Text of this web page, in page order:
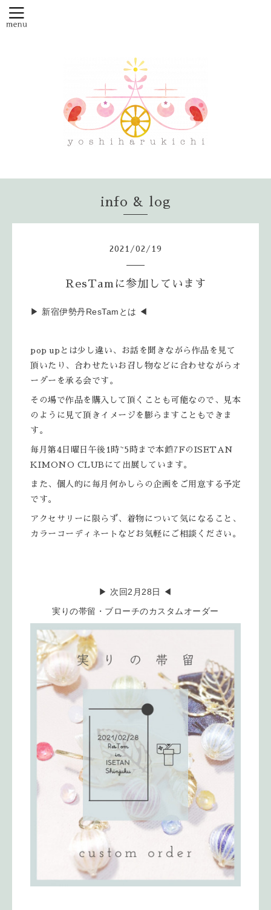
info & log
2021 /02 / 19
ResTamに参加しています
▶︎ 新宿伊勢丹ResTamとは ◀︎
pop upとは少し違い、お話を聞きながら作品を見て
頂いたり、合わせたいお召し物などに合わせながらオ
ーダーを承る会です。
その場で作品を購入して頂くことも可能なので、見本
のように見て頂きイメージを膨らますこともできま
す。
毎月第4日曜日午後1時~5時まで本館7FのISETAN
KIMONO CLUBにて出展しています。
また、個人的に毎月何かしらの企画をご用意する予定
です。
アクセサリーに限らず、着物について気になること、
カラーコーディネートなどお気軽にご相談ください。
▶︎ 次回2月28日 ◀︎
実りの帯留・ブローチのカスタムオーダー